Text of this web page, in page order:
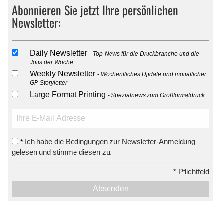
Abonnieren Sie jetzt Ihre persönlichen
Newsletter:
Daily Newsletter
Top-News für die Druckbranche und die
Jobs der Woche
Weekly Newsletter
Wöchentliches Update und monatlicher
GP-Storyletter
Large Format Printing Spezialnews zum Großformatdruck
* Ich habe die Bedingungen zur Newsletter-Anmeldung
gelesen und stimme diesen zu.
* Pflichtfeld
Absenden